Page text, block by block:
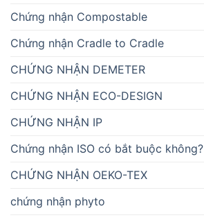
Chứng nhận Compostable
Chứng nhận Cradle to Cradle
CHỨNG NHẬN DEMETER
CHỨNG NHẬN ECO-DESIGN
CHỨNG NHẬN IP
Chứng nhận ISO có bắt buộc không?
CHỨNG NHẬN OEKO-TEX
chứng nhận phyto